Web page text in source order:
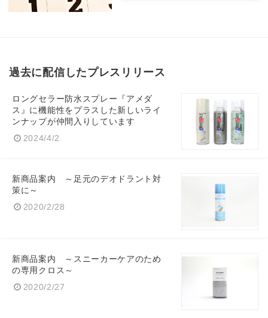
過去に配信したプレスリリース
ロングセラー防水スプレー『アメダ
ス』に機能性をプラスした新しいライ
ンナップが仲間入りしています
2024/4/2
新商品案内 ～足元のデオドラント対
策に～
2020/2/28
新商品案内 ～スニーカーケアのため
の専用クロス～
2020/2/27